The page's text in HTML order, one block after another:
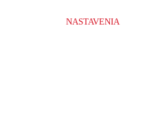
NASTAVENIA